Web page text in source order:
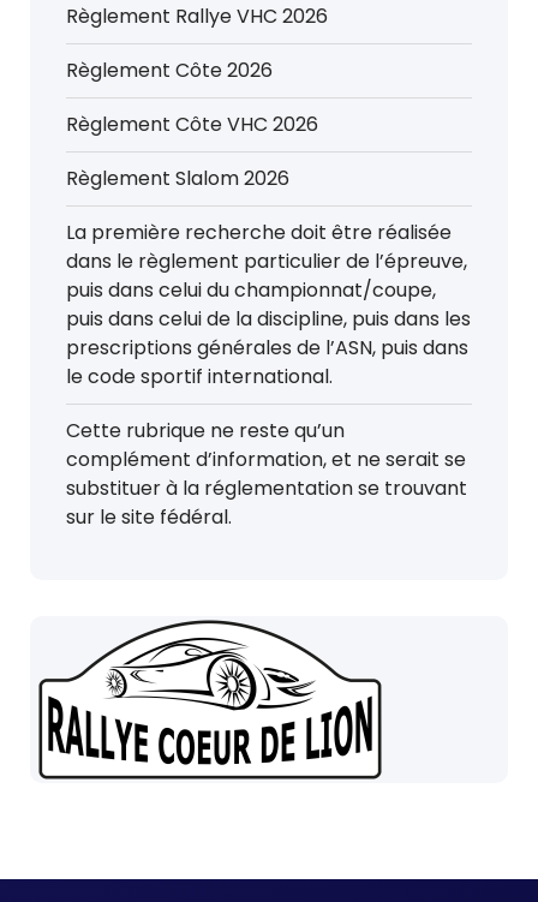
Règlement Rallye VHC 2026
Règlement Côte 2026
Règlement Côte VHC 2026
Règlement Slalom 2026
La première recherche doit être réalisée
dans le règlement particulier de l’épreuve,
puis dans celui du championnat/coupe,
puis dans celui de la discipline, puis dans les
prescriptions générales de l’ASN, puis dans
le code sportif international.
Cette rubrique ne reste qu’un
complément d’information, et ne serait se
substituer à la réglementation se trouvant
sur le site fédéral.